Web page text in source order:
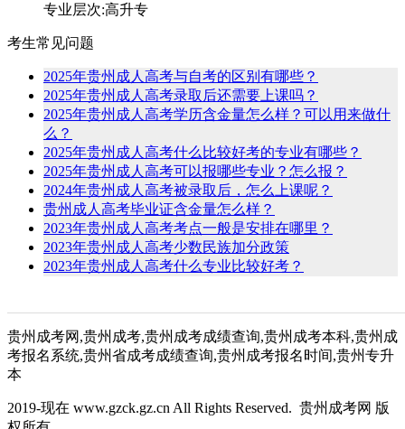
专业层次:高升专
考生常见问题
2025年贵州成人高考与自考的区别有哪些？
2025年贵州成人高考录取后还需要上课吗？
2025年贵州成人高考学历含金量怎么样？可以用来做什
么？
2025年贵州成人高考什么比较好考的专业有哪些？
2025年贵州成人高考可以报哪些专业？怎么报？
2024年贵州成人高考被录取后，怎么上课呢？
贵州成人高考毕业证含金量怎么样？
2023年贵州成人高考考点一般是安排在哪里？
2023年贵州成人高考少数民族加分政策
2023年贵州成人高考什么专业比较好考？
贵州成考网,贵州成考,贵州成考成绩查询,贵州成考本科,贵州成
考报名系统,贵州省成考成绩查询,贵州成考报名时间,贵州专升
本
2019-现在 www.gzck.gz.cn All Rights Reserved. 贵州成考网 版